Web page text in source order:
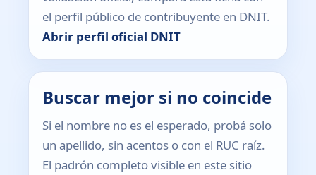
el perfil público de contribuyente en DNIT.
Abrir perfil oficial DNIT
Buscar mejor si no coincide
Si el nombre no es el esperado, probá solo
un apellido, sin acentos o con el RUC raíz.
El padrón completo visible en este sitio